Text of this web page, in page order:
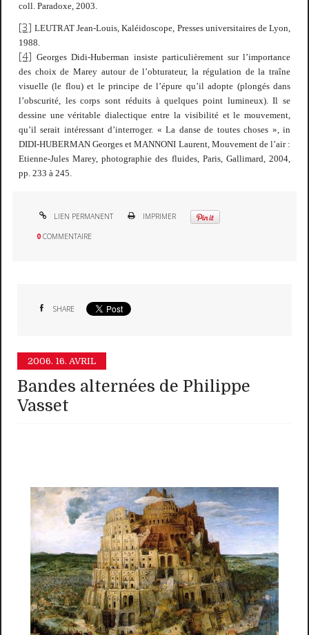
coll. Paradoxe, 2003.
[3] LEUTRAT Jean-Louis,Kaléidoscope, Presses universitaires de Lyon,
1988.
[4] Georges Didi-Huberman insiste particulièrement sur l’importance
des choix de Marey autour de l’obturateur, la régulation de la traîne
visuelle (le flou) et le principe de l’épure qu’il adopte (plongés dans
l’obscurité, les corps sont réduits à quelques point lumineux). Il se
dessine une véritable dialectique entre la visibilité et le mouvement,
qu’il serait intéressant d’interroger. « La danse de toutes choses », in
DIDI-HUBERMAN Georges et MANNONI Laurent, Mouvement de l’air :
Etienne-Jules Marey, photographie des fluides, Paris, Gallimard, 2004,
pp. 233 à 245.
LIEN PERMANENT IMPRIMER
0 COMMENTAIRE
SHARE
2006. 16. AVRIL
Bandes alternées de Philippe
Vasset